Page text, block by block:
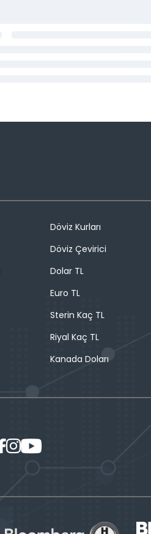
Döviz Kurları
Döviz Çevirici
Dolar TL
Euro TL
Sterin Kaç TL
Riyal Kaç TL
Kanada Doları